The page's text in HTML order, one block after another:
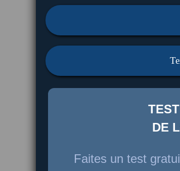
DE
Faites un test